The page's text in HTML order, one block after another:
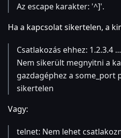
Az escape karakter: '^]'.
Ha a kapcsolat sikertelen, a
Csatlakozás ehhez: 1.2.3.4 ...
Nem sikerült megnyitni a
gazdagéphez a some_port
sikertelen
Vagy:
telnet: Nem lehet